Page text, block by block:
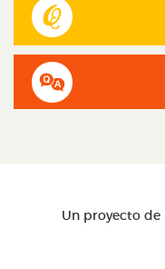
Un proyecto de